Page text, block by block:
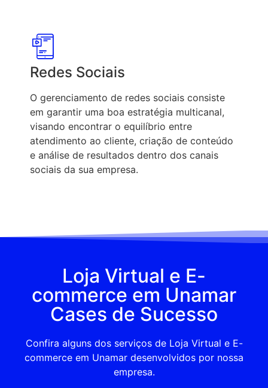
Redes Sociais
O gerenciamento de redes sociais consiste
em garantir uma boa estratégia multicanal,
visando encontrar o equilíbrio entre
atendimento ao cliente, criação de conteúdo
e análise de resultados dentro dos canais
sociais da sua empresa.
Loja Virtual e E-
commerce em Unamar
Cases de Sucesso
Confira alguns dos serviços de Loja Virtual e E-
commerce em Unamar desenvolvidos por nossa
empresa.